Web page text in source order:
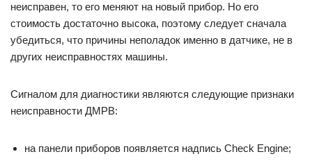
неисправен, то его меняют на новый прибор. Но его
стоимость достаточно высока, поэтому следует сначала
убедиться, что причины неполадок именно в датчике, не в
других неисправностях машины.
Сигналом для диагностики являются следующие признаки
неисправности ДМРВ:
на панели приборов появляется надпись Check Engine;